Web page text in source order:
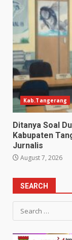
Kab.Tangerang
Ditanya Soal
Kabupaten
Jurnalis
August 7, 2026
SEARCH
Search
for: